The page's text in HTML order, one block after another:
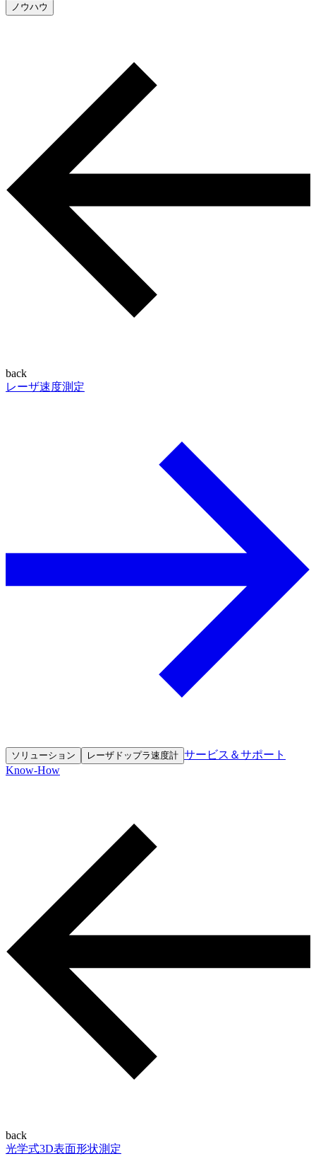
ノウハウ
back
レーザ速度測定
ソリューション レーザドップラ速度計 サービス＆サポート
Know-How
back
光学式3D表面形状測定